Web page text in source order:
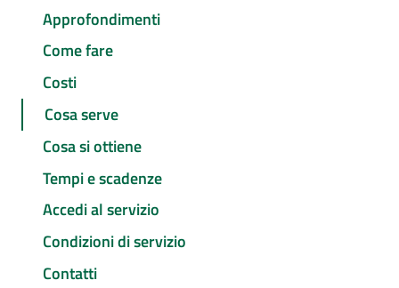
Approfondimenti
Come fare
Costi
Cosa serve
Cosa si ottiene
Tempi e scadenze
Accedi al servizio
Condizioni di servizio
Contatti